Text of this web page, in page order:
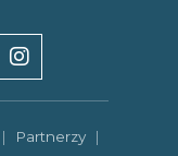
instagram
| Partnerzy |